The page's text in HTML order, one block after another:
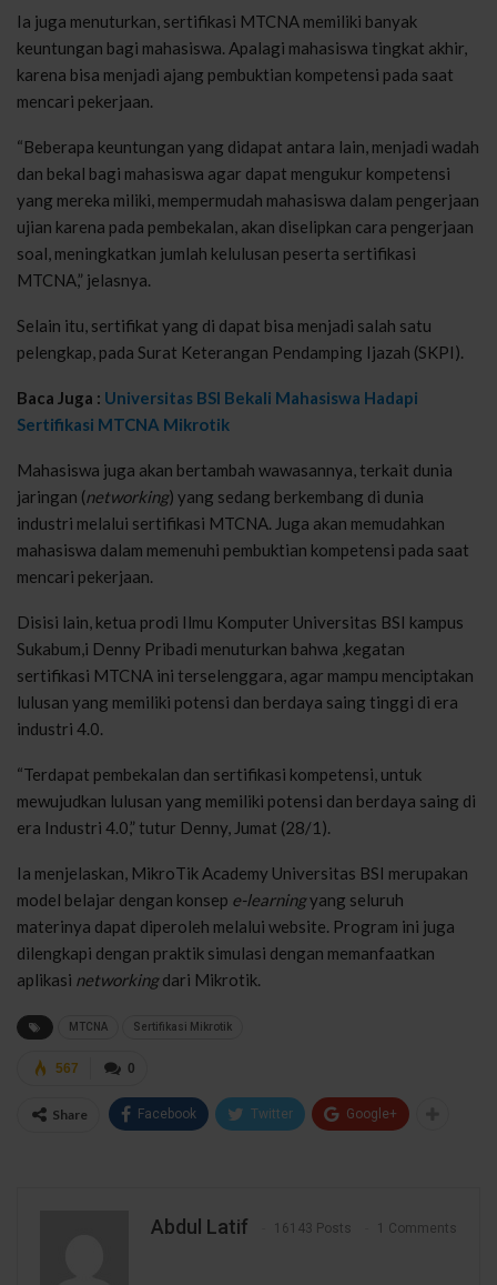
Ia juga menuturkan, sertifikasi MTCNA memiliki banyak
keuntungan bagi mahasiswa. Apalagi mahasiswa tingkat akhir,
karena bisa menjadi ajang pembuktian kompetensi pada saat
mencari pekerjaan.
“Beberapa keuntungan yang didapat antara lain, menjadi wadah
dan bekal bagi mahasiswa agar dapat mengukur kompetensi
yang mereka miliki, mempermudah mahasiswa dalam pengerjaan
ujian karena pada pembekalan, akan diselipkan cara pengerjaan
soal, meningkatkan jumlah kelulusan peserta sertifikasi
MTCNA,” jelasnya.
Selain itu, sertifikat yang di dapat bisa menjadi salah satu
pelengkap, pada Surat Keterangan Pendamping Ijazah (SKPI).
Baca Juga : Universitas BSI Bekali Mahasiswa Hadapi
Sertifikasi MTCNA Mikrotik
Mahasiswa juga akan bertambah wawasannya, terkait dunia
jaringan (networking) yang sedang berkembang di dunia
industri melalui sertifikasi MTCNA. Juga akan memudahkan
mahasiswa dalam memenuhi pembuktian kompetensi pada saat
mencari pekerjaan.
Disisi lain, ketua prodi Ilmu Komputer Universitas BSI kampus
Sukabum,i Denny Pribadi menuturkan bahwa ,kegatan
sertifikasi MTCNA ini terselenggara, agar mampu menciptakan
lulusan yang memiliki potensi dan berdaya saing tinggi di era
industri 4.0.
“Terdapat pembekalan dan sertifikasi kompetensi, untuk
mewujudkan lulusan yang memiliki potensi dan berdaya saing di
era Industri 4.0,” tutur Denny, Jumat (28/1).
Ia menjelaskan, MikroTik Academy Universitas BSI merupakan
model belajar dengan konsep e-learningyang seluruh
materinya dapat diperoleh melalui website. Program ini juga
dilengkapi dengan praktik simulasi dengan memanfaatkan
aplikasi networkingdari Mikrotik.
MTCNA Sertifikasi Mikrotik
0
567
Share Facebook Twitter Google+
Abdul Latif 16143 Posts 1 Comments